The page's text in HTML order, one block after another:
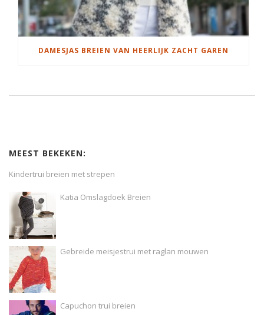
DAMESJAS BREIEN VAN HEERLIJK ZACHT GAREN
MEEST BEKEKEN:
Kindertrui breien met strepen
Katia Omslagdoek Breien
Gebreide meisjestrui met raglan mouwen
Capuchon trui breien